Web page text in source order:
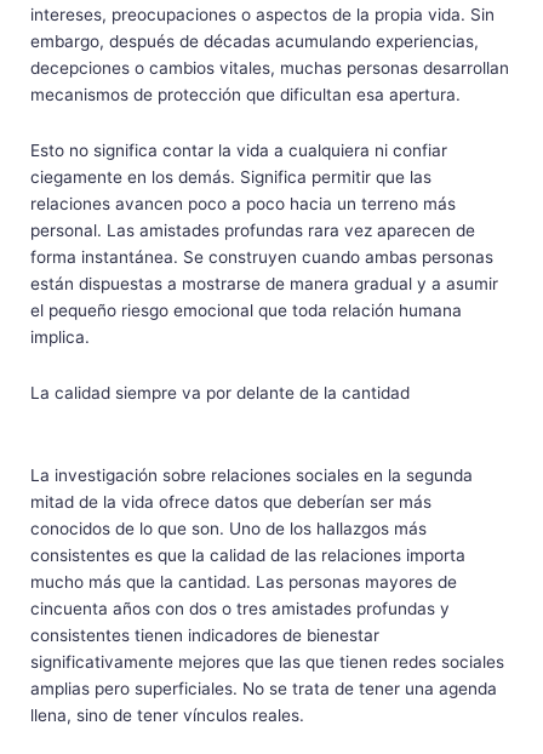
intereses, preocupaciones o aspectos de la propia vida. Sin
embargo, después de décadas acumulando experiencias,
decepciones o cambios vitales, muchas personas desarrollan
mecanismos de protección que dificultan esa apertura.
Esto no significa contar la vida a cualquiera ni confiar
ciegamente en los demás. Significa permitir que las
relaciones avancen poco a poco hacia un terreno más
personal. Las amistades profundas rara vez aparecen de
forma instantánea. Se construyen cuando ambas personas
están dispuestas a mostrarse de manera gradual y a asumir
el pequeño riesgo emocional que toda relación humana
implica.
La calidad siempre va por delante de la cantidad
La investigación sobre relaciones sociales en la segunda
mitad de la vida ofrece datos que deberían ser más
conocidos de lo que son. Uno de los hallazgos más
consistentes es que la calidad de las relaciones importa
mucho más que la cantidad. Las personas mayores de
cincuenta años con dos o tres amistades profundas y
consistentes tienen indicadores de bienestar
significativamente mejores que las que tienen redes sociales
amplias pero superficiales. No se trata de tener una agenda
llena, sino de tener vínculos reales.